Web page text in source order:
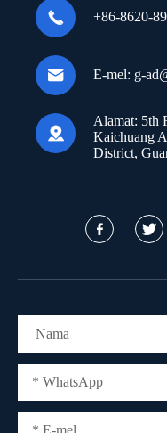
 +86-8620-
 E-mel: g-

Alamat: 5th
Kaichuang
District,
 